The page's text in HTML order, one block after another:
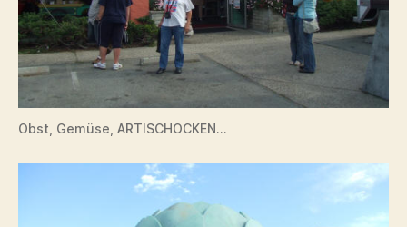
Obst, Gemüse, ARTISCHOCKEN…